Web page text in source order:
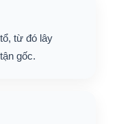
từ đó lây
gốc.